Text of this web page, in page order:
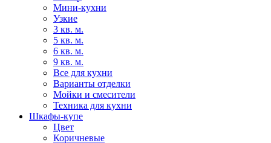
Мини-кухни
Узкие
3 кв. м.
5 кв. м.
6 кв. м.
9 кв. м.
Все для кухни
Варианты отделки
Мойки и смесители
Техника для кухни
Шкафы-купе
Цвет
Коричневые